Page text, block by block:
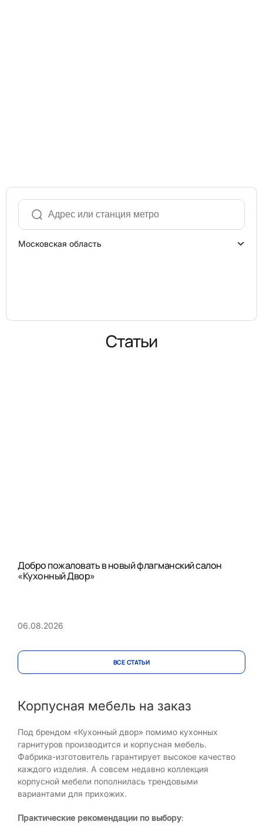
Московская область
Статьи
Добро пожаловать в новый флагманский салон
«Кухонный Двор»
06.08.2026
ВСЕ CТАТЬИ
Корпусная мебель на заказ
Под брендом «Кухонный двор» помимо кухонных
гарнитуров производится и корпусная мебель.
Фабрика-изготовитель гарантирует высокое качество
каждого изделия. А совсем недавно коллекция
корпусной мебели пополнилась трендовыми
вариантами для прихожих.
Практические рекомендации по выбору: